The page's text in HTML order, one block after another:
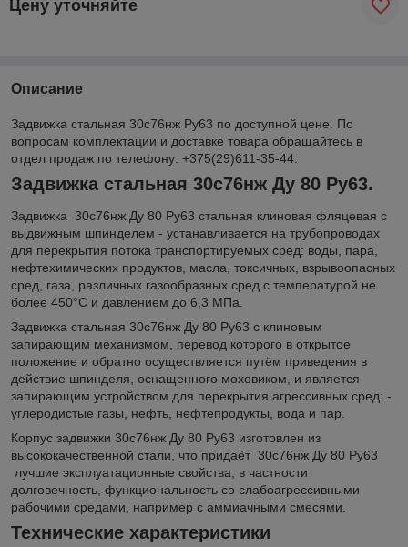
Цену уточняйте
Описание
Задвижка стальная 30с76нж Ру63 по доступной цене. По
вопросам комплектации и доставке товара обращайтесь в
отдел продаж по телефону: +375(29)611-35-44.
Задвижка стальная 30с76нж Ду 80 Ру63.
Задвижка 30с76нж Ду 80 Ру63 стальная клиновая фляцевая с
выдвижным шпинделем - устанавливается на трубопроводах
для перекрытия потока транспортируемых сред: воды, пара,
нефтехимических продуктов, масла, токсичных, взрывоопасных
сред, газа, различных газообразных сред с температурой не
более 450°С и давлением до 6,3 МПа.
Задвижка стальная 30с76нж Ду 80 Ру63 с клиновым
запирающим механизмом, перевод которого в открытое
положение и обратно осуществляется путём приведения в
действие шпинделя, оснащенного моховиком, и является
запирающим устройством для перекрытия агрессивных сред: -
углеродистые газы, нефть, нефтепродукты, вода и пар.
Корпус задвижки 30с76нж Ду 80 Ру63 изготовлен из
высококачественной стали, что придаёт 30с76нж Ду 80 Ру63
лучшие эксплуатационные свойства, в частности
долговечность, функциональность со слабоагрессивными
рабочими средами, например с аммиачными смесями.
Технические характеристики